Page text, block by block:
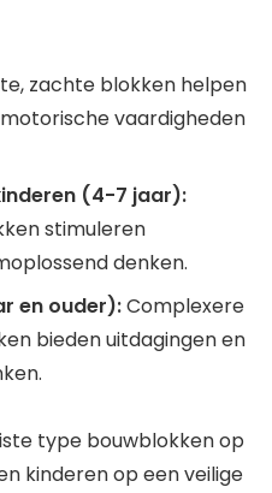
zachte blokken helpen
vaardigheden
(4-7 jaar):
stimuleren
denken.
en ouder):Complexere
bieden uitdagingen en
type bouwblokken op
kinderen op een veilige